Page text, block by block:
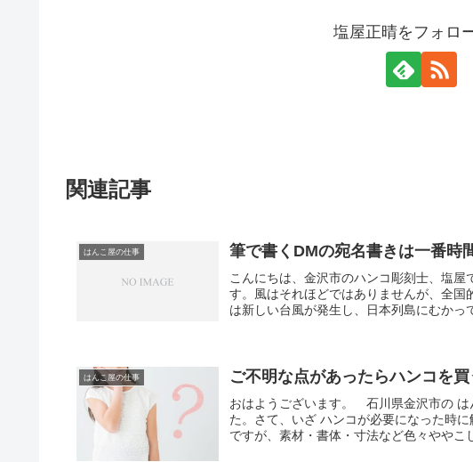
塩屋正晴をフォロ
関連記事
はんこ屋の仕事 筆で書くDMの宛名書きは一番時
こんにちは、金沢市のハンコ彫刻士、塩
す。風はそれほどではありませんが、全
は新しい台風が発生し、日本列島にむか
はんこ屋の仕事 ご不明な点があったらハンコを
おはようございます。 石川県金沢市の は
た。さて、いざ ハンコが必要になった時
ですが、素材・書体・寸法など色々ややこ